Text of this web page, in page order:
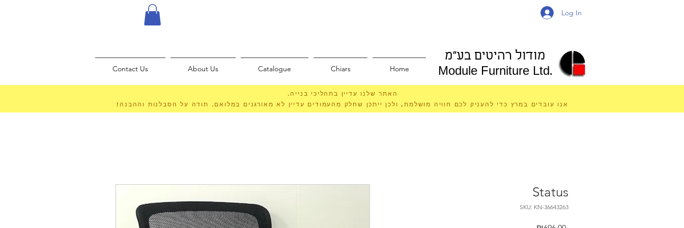
Log In
Contact Us About Us Catalogue Chiars Home
מודול רהיטים בע"מ
Module Furniture Ltd.
האתר שלנו עדיין בתהליכי בנייה.
אנו עובדים במרץ כדי להעניק לכם חוויה מושלמת, ולכן ייתכן שחלק מהעמודים עדיין לא מאורגנים במלואם. תודה על הסבלנות וההבנה!
Status
SKU: KN-36643263